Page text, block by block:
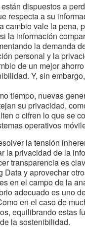
dispuestos a
respecta a su
cambio vale la pena,
la información
la demanda
personal y la
de un mejor
Y, sin
tiempo, nuevas
su privacidad,
o cifren lo que se
operativos
la tensión
la privacidad de la
transparencia es
Data y aprovechar
en el campo de la
adecuado es uno
en el caso de
equilibrando estas
la sostenibilidad.